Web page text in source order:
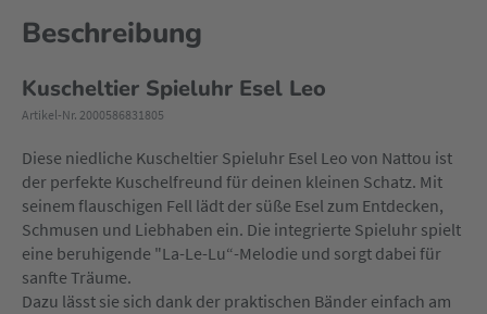
Beschreibung
Kuscheltier Spieluhr Esel Leo
Artikel-Nr. 2000586831805
Diese niedliche Kuscheltier Spieluhr Esel Leo von Nattou ist
der perfekte Kuschelfreund für deinen kleinen Schatz. Mit
seinem flauschigen Fell lädt der süße Esel zum Entdecken,
Schmusen und Liebhaben ein. Die integrierte Spieluhr spielt
eine beruhigende "La-Le-Lu“-Melodie und sorgt dabei für
sanfte Träume.
Dazu lässt sie sich dank der praktischen Bänder einfach am